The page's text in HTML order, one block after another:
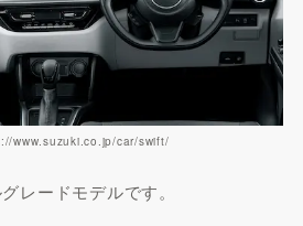
www.suzuki.co.jp/car/swift/
レードモデルです。